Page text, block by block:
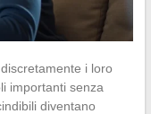
i loro
importanti senza
diventano